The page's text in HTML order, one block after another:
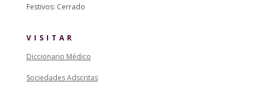
Festivos: Cerrado
VISITAR
Diccionario Médico
Sociedades Adscritas